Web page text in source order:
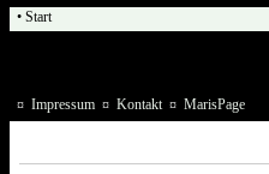
¤ Impressum ¤ Kontakt¤ MarisPage
• Start